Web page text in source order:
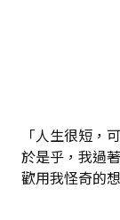
「人生很短，
於是乎，我過
歡用我怪奇的